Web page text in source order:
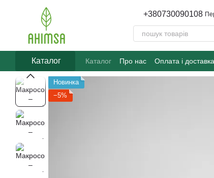
Перейти до основного контенту
+380730090108
Каталог Каталог Про нас Оплата і доставка
Новинка
−5%